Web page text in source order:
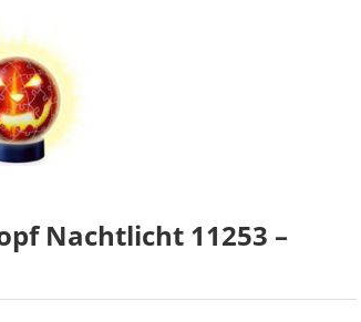
Nachtlicht 11253 –